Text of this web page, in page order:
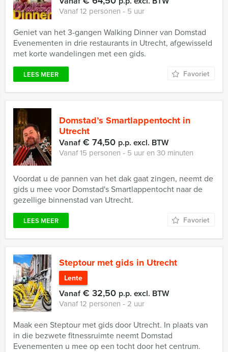
Vanaf 12 personen ‐ 5 uur
Geniet van het 3-gangen Walking Dinner van Domstad
Evenementen in drie restaurants in Utrecht, afgewisseld
met korte wandelingen met een gids.
LEES MEER Favoriet
Domstad’s Smartlappentocht in
Utrecht
Vanaf€ 74,50 p.p. excl. BTW
Vanaf 15 personen ‐ 5 uur en 30 minuten
Voordat u de pannen van het dak gaat zingen, neemt de
gids u mee voor Domstad's Smartlappentocht naar de
gezellige binnenstad van Utrecht.
LEES MEER Favoriet
Steptour met gids in Utrecht
Lente
Vanaf€ 32,50 p.p. excl. BTW
Vanaf 12 personen ‐ 2 uur
Maak een Steptour met gids door Utrecht. In plaats van
in die bezwete fitnessruimte neemt Domstad
Evenementen u mee op een tocht door het centrum.